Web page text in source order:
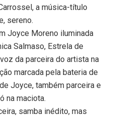
a música-título
sereno.
Joyce Moreno iluminada
Salmaso, Estrela de
da parceira do artista na
marcada pela bateria de
Joyce, também parceira e
na maciota.
samba inédito, mas